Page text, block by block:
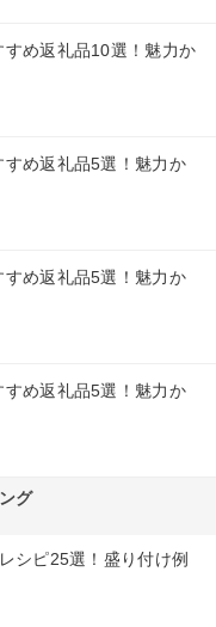
め返礼品10選！魅力か
め返礼品5選！魅力か
め返礼品5選！魅力か
め返礼品5選！魅力か
グ
シピ25選！盛り付け例